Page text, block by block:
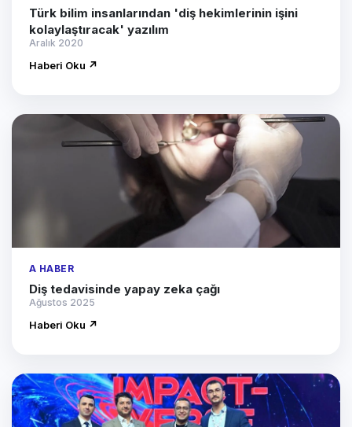
Türk bilim insanlarından 'diş hekimlerinin işini
kolaylaştıracak' yazılım
Aralık 2020
Haberi Oku ↗
A HABER
Diş tedavisinde yapay zeka çağı
Ağustos 2025
Haberi Oku ↗